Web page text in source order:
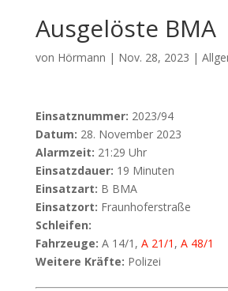
Ausgelöste BMA
von Hörmann | Nov. 28, 2023 |
Einsatznummer: 2023/94
Datum: 28. November 2023
Alarmzeit: 21:29 Uhr
Einsatzdauer: 19 Minuten
Einsatzart: B BMA
Einsatzort: Fraunhoferstraße
Schleifen:
Fahrzeuge: A 14/1, A 21/1 , A 48/1
Weitere Kräfte: Polizei